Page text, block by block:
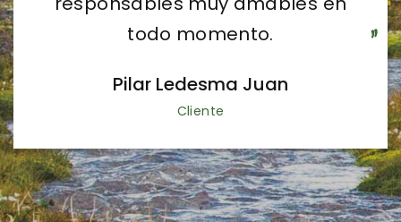
todo momento.
Pilar Ledesma Juan
Cliente